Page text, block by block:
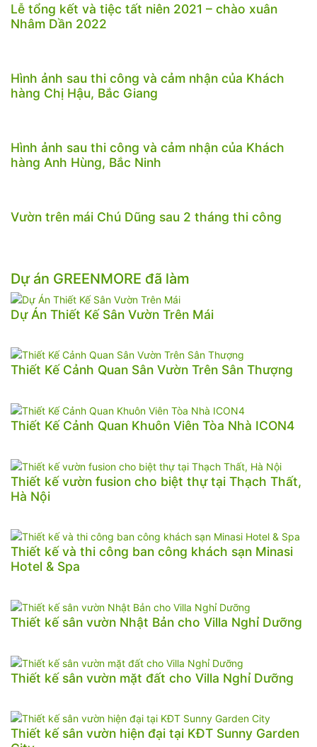
Lễ tổng kết và tiệc tất niên 2021 – chào xuân
Nhâm Dần 2022
Hình ảnh sau thi công và cảm nhận của Khách
hàng Chị Hậu, Bắc Giang
Hình ảnh sau thi công và cảm nhận của Khách
hàng Anh Hùng, Bắc Ninh
Vườn trên mái Chú Dũng sau 2 tháng thi công
Dự án GREENMORE đã làm
Dự Án Thiết Kế Sân Vườn Trên Mái
Thiết Kế Cảnh Quan Sân Vườn Trên Sân Thượng
Thiết Kế Cảnh Quan Khuôn Viên Tòa Nhà ICON4
Thiết kế vườn fusion cho biệt thự tại Thạch Thất,
Hà Nội
Thiết kế và thi công ban công khách sạn Minasi
Hotel & Spa
Thiết kế sân vườn Nhật Bản cho Villa Nghỉ Dưỡng
Thiết kế sân vườn mặt đất cho Villa Nghỉ Dưỡng
Thiết kế sân vườn hiện đại tại KĐT Sunny Garden